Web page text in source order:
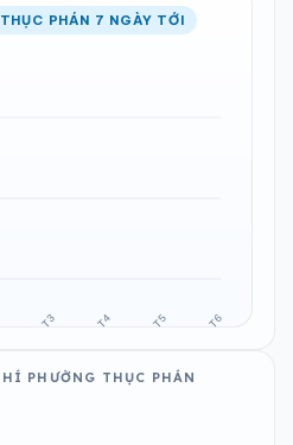
PHÁN 7 NGÀY TỚI
PHƯỜNG THỤC PHÁN